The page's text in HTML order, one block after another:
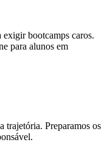
bootcamps caros.
para alunos em
trajetória. Preparamos os